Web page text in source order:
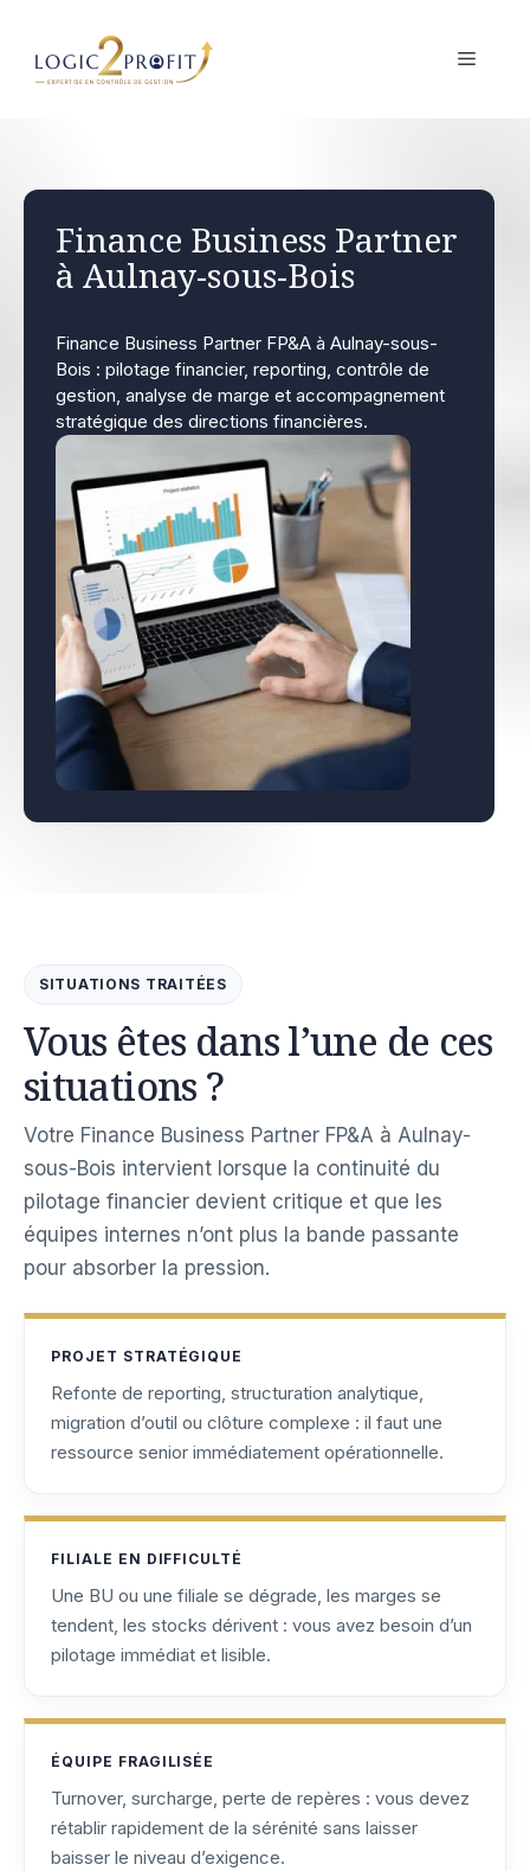
contenu
MENU
Finance Business Partner
à Aulnay-sous-Bois
Finance Business Partner FP&A à Aulnay-sous-
Bois : pilotage financier, reporting, contrôle de
gestion, analyse de marge et accompagnement
stratégique des directions financières.
SITUATIONS TRAITÉES
Vous êtes dans l’une de ces
situations ?
Votre Finance Business Partner FP&A à Aulnay-
sous-Bois intervient lorsque la continuité du
pilotage financier devient critique et que les
équipes internes n’ont plus la bande passante
pour absorber la pression.
PROJET STRATÉGIQUE
Refonte de reporting, structuration analytique,
migration d’outil ou clôture complexe : il faut une
ressource senior immédiatement opérationnelle.
FILIALE EN DIFFICULTÉ
Une BU ou une filiale se dégrade, les marges se
tendent, les stocks dérivent : vous avez besoin d’un
pilotage immédiat et lisible.
ÉQUIPE FRAGILISÉE
Turnover, surcharge, perte de repères : vous devez
rétablir rapidement de la sérénité sans laisser
baisser le niveau d’exigence.